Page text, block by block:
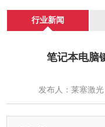
行业新闻
笔记本电脑
发布人：莱塞激